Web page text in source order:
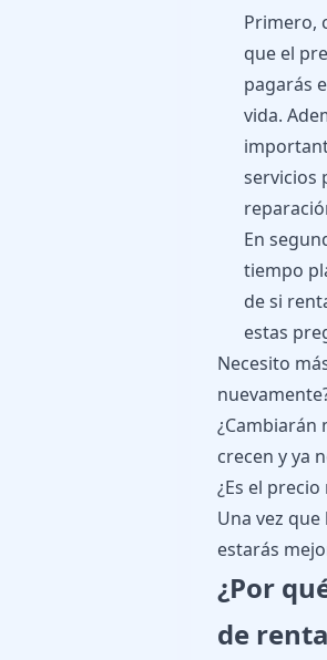
Primero,
que el
pagarás
vida.
servicios
En
tiempo
de si
estas
Necesito
¿Cambiarán
crecen y ya
¿Es el
Una vez
estarás
¿Por
de